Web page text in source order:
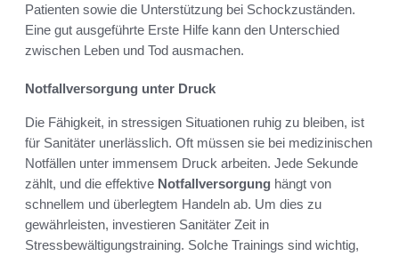
Patienten sowie die Unterstützung bei Schockzuständen.
Eine gut ausgeführte Erste Hilfe kann den Unterschied
zwischen Leben und Tod ausmachen.
Notfallversorgung unter Druck
Die Fähigkeit, in stressigen Situationen ruhig zu bleiben, ist
für Sanitäter unerlässlich. Oft müssen sie bei medizinischen
Notfällen unter immensem Druck arbeiten. Jede Sekunde
zählt, und die effektive Notfallversorgung hängt von
schnellem und überlegtem Handeln ab. Um dies zu
gewährleisten, investieren Sanitäter Zeit in
Stressbewältigungstraining. Solche Trainings sind wichtig,